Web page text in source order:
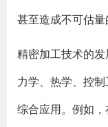
甚至造成不可估量
精密加工技术的发
力学、热学、控
综合应用。例如